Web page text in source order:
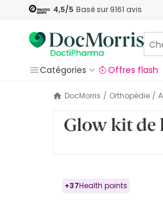
4,5/5 Basé sur 9161 avis
Catégories
Offres flash
DocMorris / Orthopédie /
+37Health points